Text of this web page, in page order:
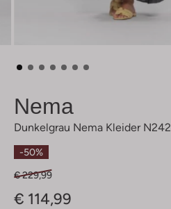
Nema
Dunkelgrau Nema Kleider N242
-50%
€ 229,99
€ 114,99